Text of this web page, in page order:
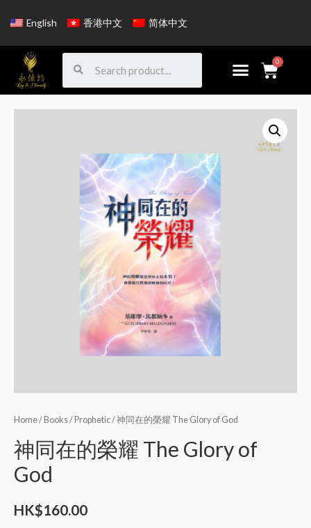
English 香港中文 简体中文
Home/ Books/ Prophetic/ 神同在的榮耀 The Glory of God
神同在的榮耀 The Glory of
God
HK$160.00